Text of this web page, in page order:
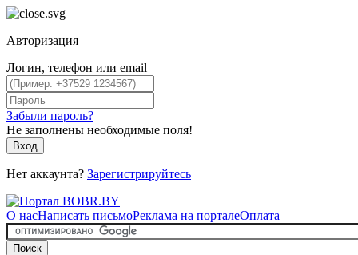
Авторизация
Логин, телефон или email
Забыли пароль?
Не заполнены необходимые поля!
Вход
Нет аккаунта? Зарегистрируйтесь
О насНаписать письмоРеклама на порталеОплата
Поиск